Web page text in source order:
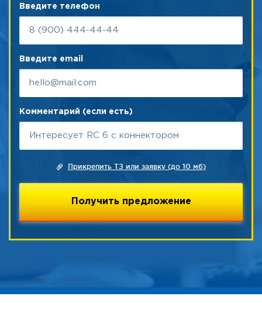
Введите телефон
Введите email
Комментарий (если есть)
Прикрепить ТЗ или заявку (до 10 мб)